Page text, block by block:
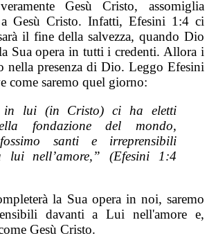
Gesù Cristo, assomiglia
Gesù Cristo. Infatti, Efesini 1:4 ci
il fine della salvezza, quando Dio
Sua opera in tutti i credenti. Allora i
nella presenza di Dio. Leggo Efesini
come saremo quel giorno:
in lui (in Cristo) ci ha eletti
fondazione del mondo,
santi e irreprensibili
lui nell’amore,” (Efesini 1:4
la Sua opera in noi, saremo
davanti a Lui nell'amore e,
Gesù Cristo.